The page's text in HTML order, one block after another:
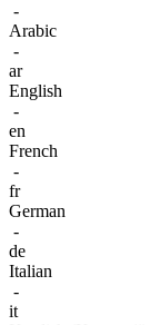
-
Arabic
-
ar
English
-
en
French
-
fr
German
-
de
Italian
-
it